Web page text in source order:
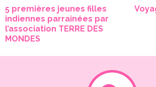
Navigation
de
l’article
5 premières jeunes filles
indiennes parrainées par
l’association TERRE DES
MONDES